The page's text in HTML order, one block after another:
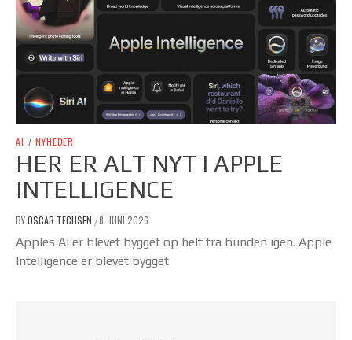
AI / NYHEDER
HER ER ALT NYT I APPLE
INTELLIGENCE
BYOSCAR TECHSEN /8. JUNI 2026
Apples AI er blevet bygget op helt fra bunden igen. Apple
Intelligence er blevet bygget